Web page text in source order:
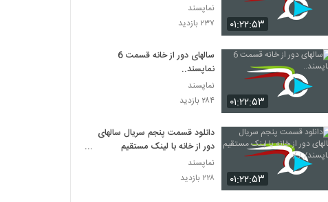
۰۱:۲۲:۵۳
نماپسند
۲۳۷ بازدید
۰۱:۲۲:۵۳
سالهای دور از خانه قسمت 6
نماپسند..
نماپسند
۲۸۴ بازدید
۰۱:۲۲:۵۳
دانلود قسمت پنجم سریال سالهای
دور از خانه با لینک مستقیم
نماپسند/././
نماپسند
۲۲۸ بازدید